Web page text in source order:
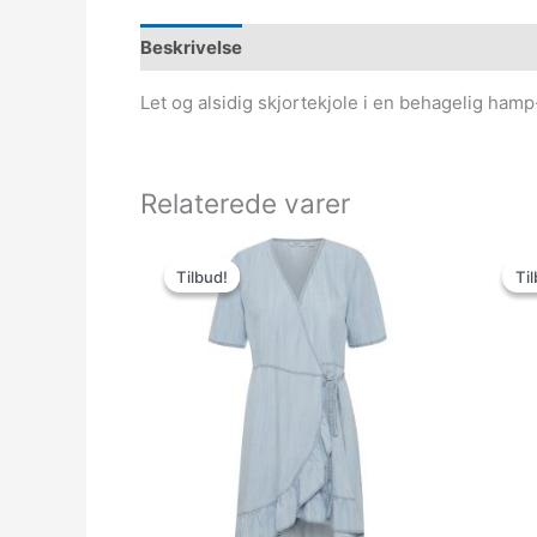
Beskrivelse
Let og alsidig skjortekjole i en behagelig
Relaterede varer
Tilbud!
Tilbud!
Den
oprindelige
pris
var:
499.95kr..
Den
aktuelle
pris
er:
75.00kr..